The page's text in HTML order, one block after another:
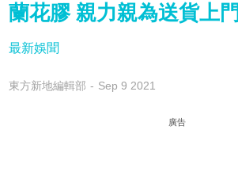
蘭花膠 親力親為送貨上門
最新娛聞
東方新地編輯部 Sep 9 2021
廣告